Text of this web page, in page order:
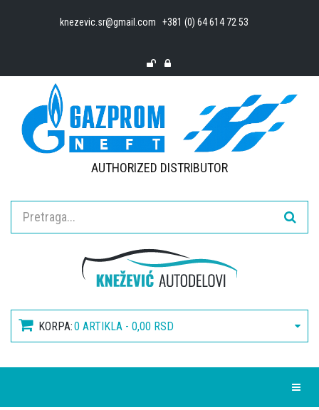
knezevic.sr@gmail.com +381 (0) 64 614 72 53
AUTHORIZED DISTRIBUTOR
KORPA:0 ARTIKLA - 0,00 RSD